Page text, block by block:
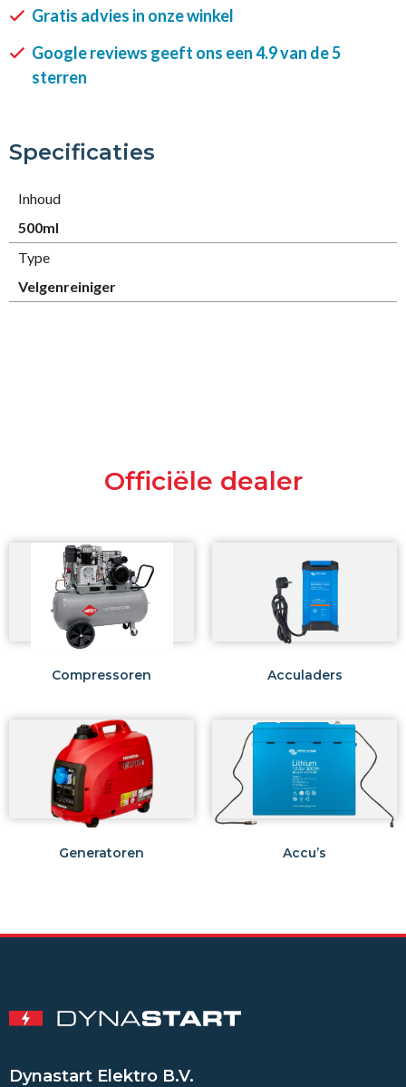
Gratis advies in onze winkel
Google reviews geeft ons een 4.9 van de 5
sterren
Specificaties
Inhoud
500ml
Type
Velgenreiniger
Officiële dealer
Compressoren Acculaders
Generatoren Accu’s
Dynastart Elektro B.V.